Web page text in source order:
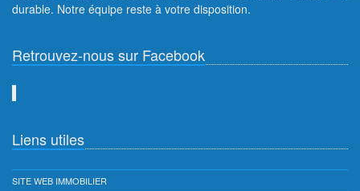
durable. Notre équipe reste à votre disposition.
Retrouvez-nous sur Facebook
Liens utiles
SITE WEB IMMOBILIER